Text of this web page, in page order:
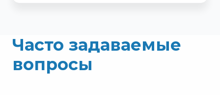
Часто задаваемые
вопросы